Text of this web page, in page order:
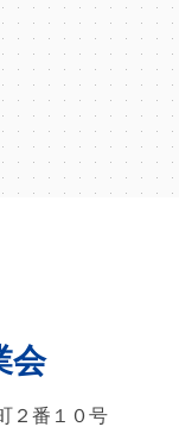
会
２番１０号